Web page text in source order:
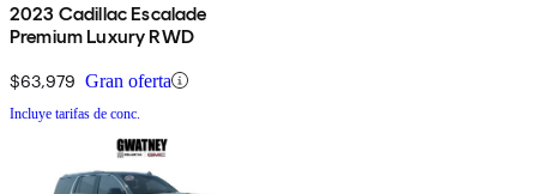
2023 Cadillac Escalade
Premium Luxury RWD
$63,979 Gran oferta
Incluye tarifas de conc.